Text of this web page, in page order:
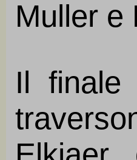
Muller e
Il finale